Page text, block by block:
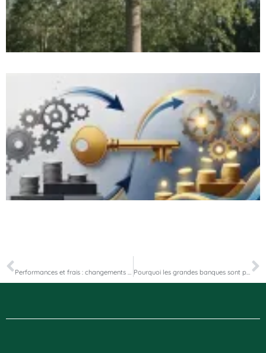
Performances et frais : changements pour les SCPI en 2022 Pourquoi les grandes banques sont pleines d’optimisme pour 2022 !